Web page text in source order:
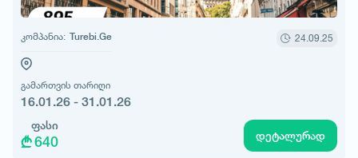
კომპანია: Turebi.Ge 24.09.25
გამართვის თარიღი
16.01.26 - 31.01.26
ფასი
640 დეტალურად